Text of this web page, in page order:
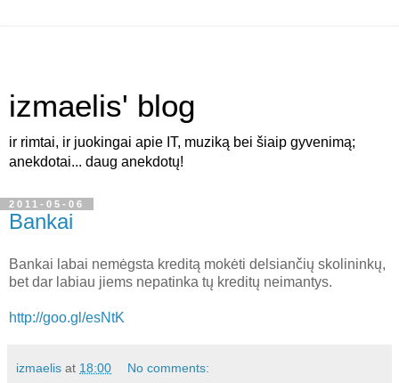
izmaelis' blog
ir rimtai, ir juokingai apie IT, muziką bei šiaip gyvenimą;
anekdotai... daug anekdotų!
2011-05-06
Bankai
Bankai labai nemėgsta kreditą mokėti delsiančių skolininkų,
bet dar labiau jiems nepatinka tų kreditų neimantys.
http://goo.gl/esNtK
izmaelis at 18:00 No comments: